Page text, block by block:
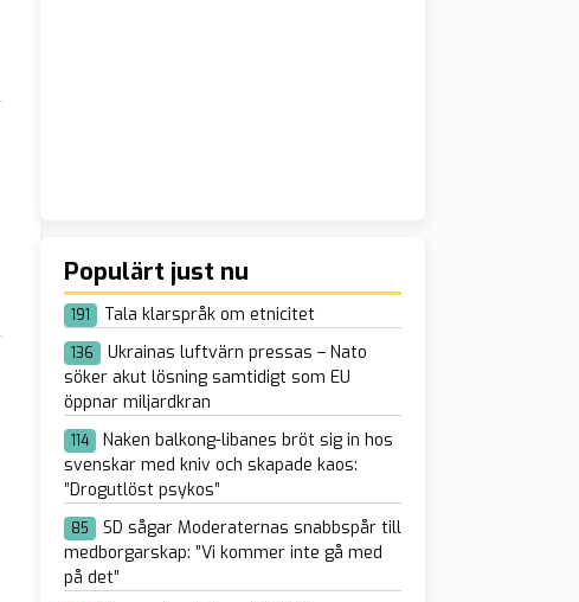
Populärt just nu
191 Tala klarspråk om etnicitet
136
Ukrainas luftvärn pressas – Nato
söker akut lösning samtidigt som EU
öppnar miljardkran
114
Naken balkong-libanes bröt sig in hos
svenskar med kniv och skapade kaos:
”Drogutlöst psykos”
85
SD sågar Moderaternas snabbspår till
medborgarskap: ”Vi kommer inte gå med
på det”